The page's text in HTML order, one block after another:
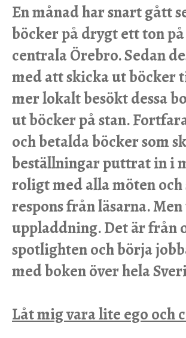
En månad har snart gått
böcker på drygt ett ton
centrala Örebro. Sedan
med att skicka ut böcker
mer lokalt besökt dessa
ut böcker på stan.
och betalda böcker som
beställningar puttrat in i
roligt med alla möten
respons från läsarna.
uppladdning. Det är från
spotlighten och börja
med boken över hela
Låt mig vara lite ego och